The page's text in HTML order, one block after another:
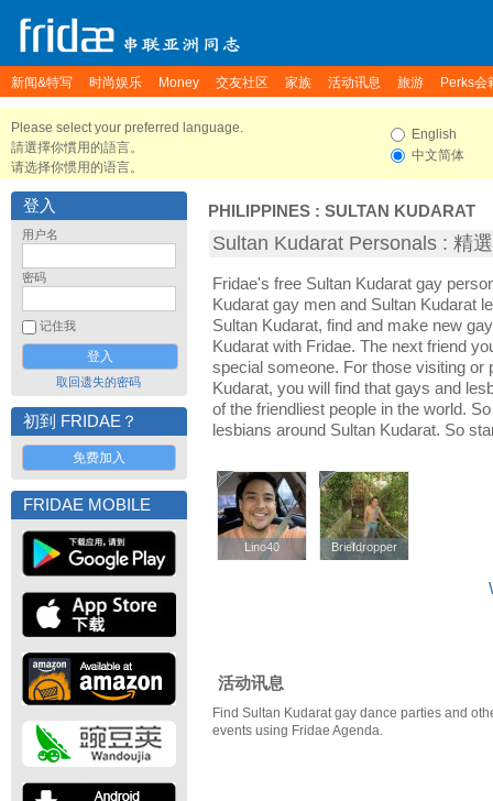
新闻&特写 时尚娱乐 Money 交友社区 家族 活动讯息 旅游 Perks会
Please select your preferred language.
請選擇你慣用的語言。
请选择你惯用的语言。
English
中文简体
登入
用户名
密码
记住我
取回遗失的密码
初到 FRIDAE？
免费加入
FRIDAE MOBILE
PHILIPPINES : SULTAN KUDARAT
Sultan Kudarat Personals : 精
Fridae's free Sultan Kudarat gay
Kudarat gay men and Sultan Kudarat
Sultan Kudarat, find and make new
Kudarat with Fridae. The next friend
special someone. For those visiting or
Kudarat, you will find that gays and
of the friendliest people in the world.
lesbians around Sultan Kudarat. So
Lino40
Lino40 Briefdropper
Briefdropper
活动讯息
Find Sultan Kudarat gay dance parties and
events using Fridae Agenda.